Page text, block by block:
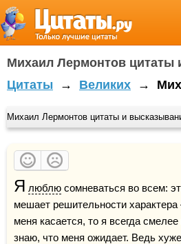
Михаил Лермонтов цитаты
Цитаты → Великих →
Михаил Лермонтов цитаты и
Я люблю сомневаться во всем:
мешает решительности
меня касается, то я всегда
знаю, что меня ожидает. Ведь